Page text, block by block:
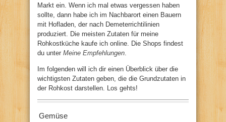
Markt ein. Wenn ich mal etwas vergessen haben
sollte, dann habe ich im Nachbarort einen Bauern
mit Hofladen, der nach Demeterrichtilinien
produziert. Die meisten Zutaten für meine
Rohkostküche kaufe ich online. Die Shops findest
du unter Meine Empfehlungen.
Im folgenden will ich dir einen Überblick über die
wichtigsten Zutaten geben, die die Grundzutaten in
der Rohkost darstellen. Los gehts!
Gemüse